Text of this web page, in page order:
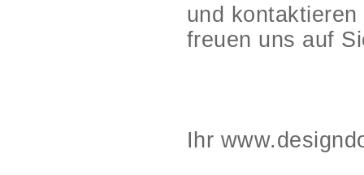
und
freuen uns auf
Ihr